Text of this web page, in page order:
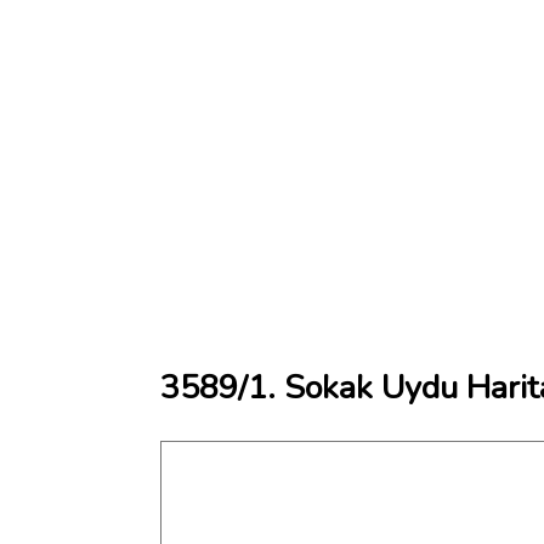
3589/1. Sokak Uydu